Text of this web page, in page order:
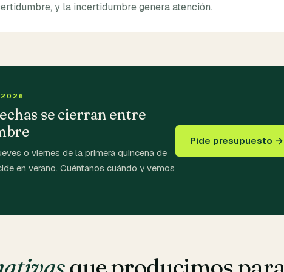
y la incertidumbre genera atención.
2026
se cierran entre
o viernes de la primera quincena de
en verano. Cuéntanos cuándo y vemos
Pide presupuesto →